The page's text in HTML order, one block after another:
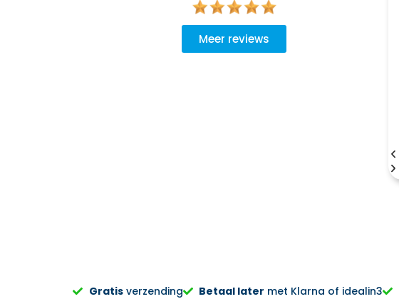
Meer reviews
geadviseerd, niet opdringerig, de keuze wordt aan je zelf
wordt goed werk geleverd, het oude product wordt meegenomen
Gratisverzending Betaal later met Klarna of idealin3